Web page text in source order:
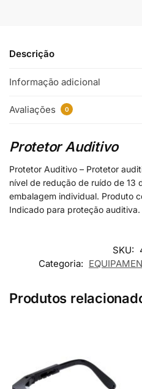
Descrição
Informação adicional
Avaliações 0
Protetor Auditivo
Protetor Auditivo – Protetor
nível de redução de ruído de 13
embalagem individual. Produto
Indicado para proteção auditiva.
SKU:
Categoria:
Produtos